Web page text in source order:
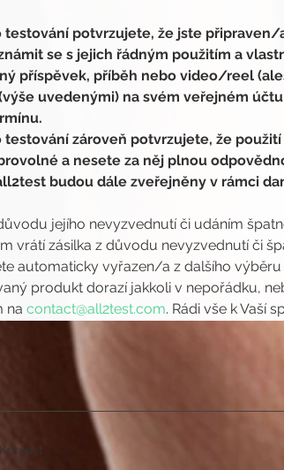
testování potvrzujete, že jste
se s jejich řádným použitím a
příspěvek, příběh nebo video/reel
uvedenými) na svém veřejném
testování zároveň potvrzujete, že
a nesete za něj plnou
budou dále zveřejněny v rámci
jejího nevyzvednutí či udáním
vrátí zásilka z důvodu nevyzvednutí či
automaticky vyřazen/a z dalšího výběru
produkt dorazí jakkoli v nepořádku,
na contact@all2test.com. Rádi vše k Vaší
Kontakt